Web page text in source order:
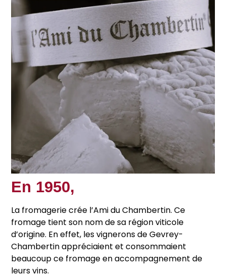
En 1950,
La fromagerie crée l’Ami du Chambertin. Ce
fromage tient son nom de sa région viticole
d’origine. En effet, les vignerons de Gevrey-
Chambertin appréciaient et consommaient
beaucoup ce fromage en accompagnement de
leurs vins.